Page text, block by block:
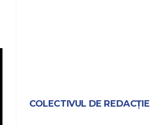
COLECTIVUL DE REDACȚIE